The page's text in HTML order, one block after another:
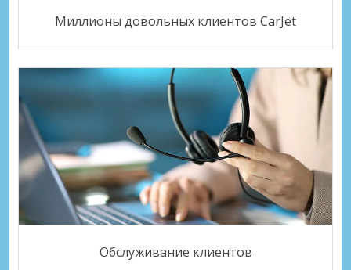
Миллионы довольных клиентов CarJet
Обслуживание клиентов